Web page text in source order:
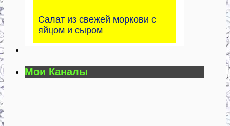
Салат из свежей моркови с
яйцом и сыром
Мои Каналы